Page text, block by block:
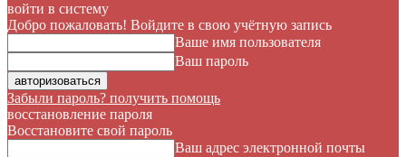
войти в систему
Добро пожаловать! Войдите в свою учётную запись
Ваше имя пользователя
Ваш пароль
Забыли пароль? получить помощь
восстановление пароля
Восстановите свой пароль
Ваш адрес электронной почты